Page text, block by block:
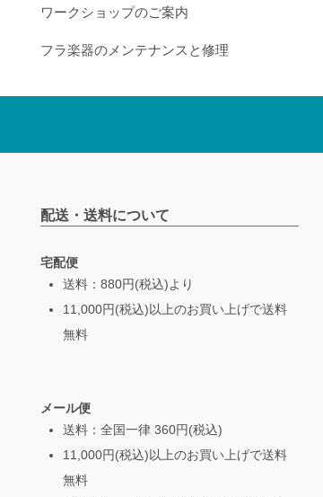
ワークショップのご案内
フラ楽器のメンテナンスと修理
配送・送料について
宅配便
送料：880円(税込)より
11,000円(税込)以上のお買い上げで送料
無料
メール便
送料：全国一律 360円(税込)
11,000円(税込)以上のお買い上げで送料
無料